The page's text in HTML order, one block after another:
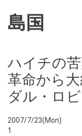
島国
ハイチの
革命から
ダル・ロ
2007/7/23(Mon)
1